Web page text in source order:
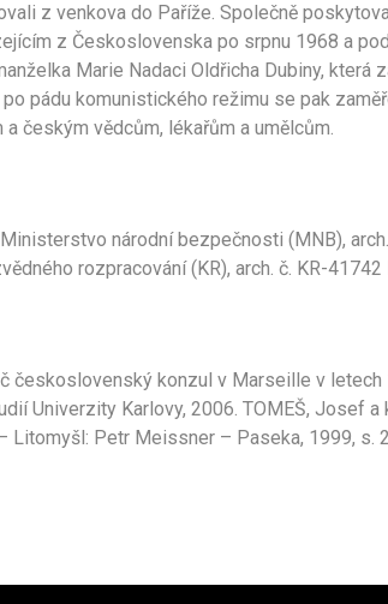
z venkova do Paříže. Společně
z Československa po srpnu 1968 a
Marie Nadaci Oldřicha Dubiny, která
pádu komunistického režimu se pak
českým vědcům, lékařům a umělcům.
národní bezpečnosti (MNB), arch.
rozpracování (KR), arch. č. KR-41742
československý konzul v Marseille v
Univerzity Karlovy, 2006. TOMEŠ, Josef
Litomyšl: Petr Meissner – Paseka, 1999, s.